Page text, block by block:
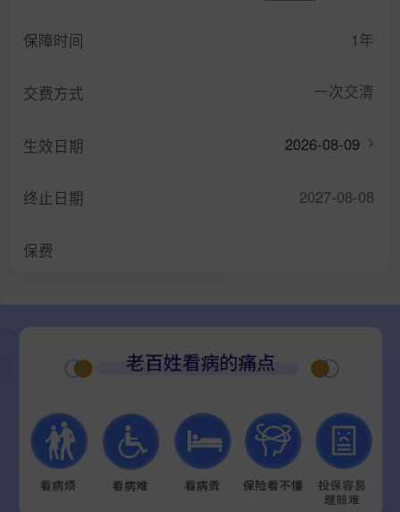
保障时间 1年
交费方式 一次交清
生效日期 2026-08-09
终止日期 2027-08-08
保费